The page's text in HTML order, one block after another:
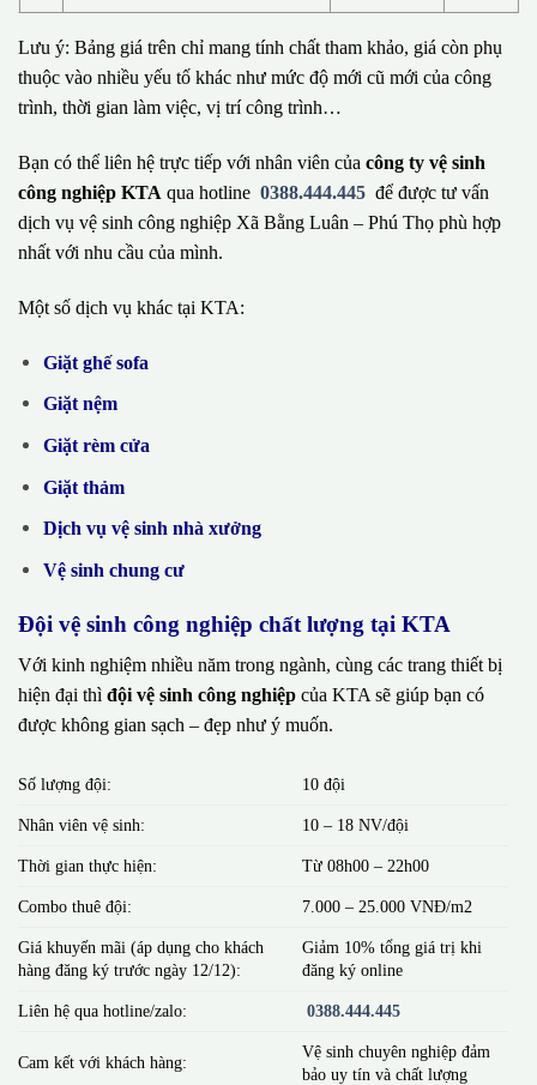
Lưu ý: Bảng giá trên chỉ mang tính chất tham khảo, giá còn phụ
thuộc vào nhiều yếu tố khác như mức độ mới cũ mới của công
trình, thời gian làm việc, vị trí công trình…
Bạn có thể liên hệ trực tiếp với nhân viên của công ty vệ sinh
công nghiệp KTA qua hotline 0388.444.445 để được tư vấn
dịch vụ vệ sinh công nghiệp Xã Bằng Luân – Phú Thọ phù hợp
nhất với nhu cầu của mình.
Một số dịch vụ khác tại KTA:
Giặt ghế sofa
Giặt nệm
Giặt rèm cửa
Giặt thảm
Dịch vụ vệ sinh nhà xưởng
Vệ sinh chung cư
Đội vệ sinh công nghiệp chất lượng tại KTA
Với kinh nghiệm nhiều năm trong ngành, cùng các trang thiết bị
hiện đại thì đội vệ sinh công nghiệp của KTA sẽ giúp bạn có
được không gian sạch – đẹp như ý muốn.
Số lượng đội: 10 đội
Nhân viên vệ sinh: 10 – 18 NV/đội
Thời gian thực hiện: Từ 08h00 – 22h00
Combo thuê đội: 7.000 – 25.000 VNĐ/m2
Giá khuyến mãi (áp dụng cho khách
hàng đăng ký trước ngày 12/12):
Giảm 10% tổng giá trị khi
đăng ký online
Liên hệ qua hotline/zalo: 0388.444.445
Cam kết với khách hàng:
Vệ sinh chuyên nghiệp đảm
bảo uy tín và chất lượng